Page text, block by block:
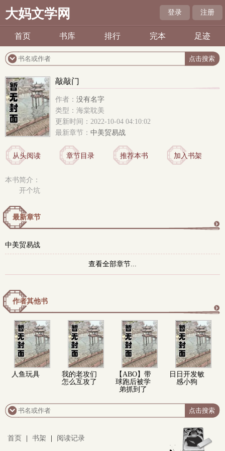
大妈文学网 登录 注册
首页 书库 排行 完本 足迹
敲敲门
作者： 没有名字
类型：海棠耽美
更新时间：2022-10-04 04:10:02
最新章节： 中美贸易战
从头阅读 章节目录 推荐本书 加入书架
本书简介：
开个坑
最新章节
中美贸易战
查看全部章节...
作者其他书
人鱼玩具
我的老攻们
怎么互攻了
【ABO】带
球跑后被学
弟抓到了
日日开发敏
感小狗
首页 书架 阅读记录